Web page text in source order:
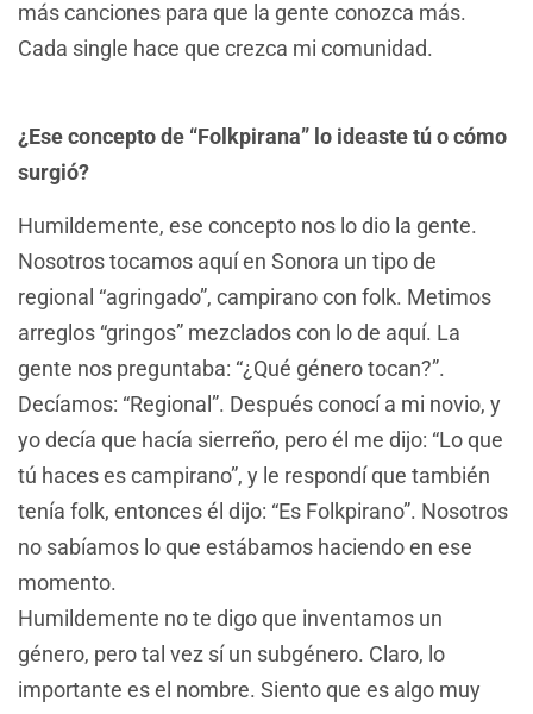
más canciones para que la gente conozca más.
Cada single hace que crezca mi comunidad.
¿Ese concepto de “Folkpirana” lo ideaste tú o cómo
surgió?
Humildemente, ese concepto nos lo dio la gente.
Nosotros tocamos aquí en Sonora un tipo de
regional “agringado”, campirano con folk. Metimos
arreglos “gringos” mezclados con lo de aquí. La
gente nos preguntaba: “¿Qué género tocan?”.
Decíamos: “Regional”. Después conocí a mi novio, y
yo decía que hacía sierreño, pero él me dijo: “Lo que
tú haces es campirano”, y le respondí que también
tenía folk, entonces él dijo: “Es Folkpirano”. Nosotros
no sabíamos lo que estábamos haciendo en ese
momento.
Humildemente no te digo que inventamos un
género, pero tal vez sí un subgénero. Claro, lo
importante es el nombre. Siento que es algo muy